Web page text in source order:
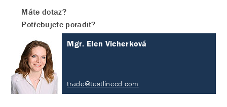
Máte dotaz?
Potřebujete poradit?
Mgr. Elen Vicherková
trade@testlinecd.com